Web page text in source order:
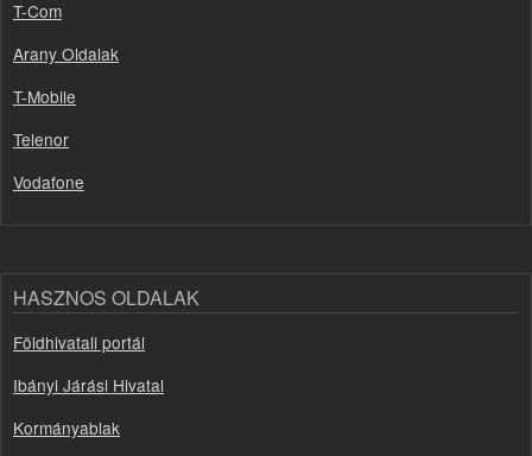
T-Com
Arany Oldalak
T-Mobile
Telenor
Vodafone
HASZNOS OLDALAK
Földhivatali portál
Ibányi Járási Hivatal
Kormányablak